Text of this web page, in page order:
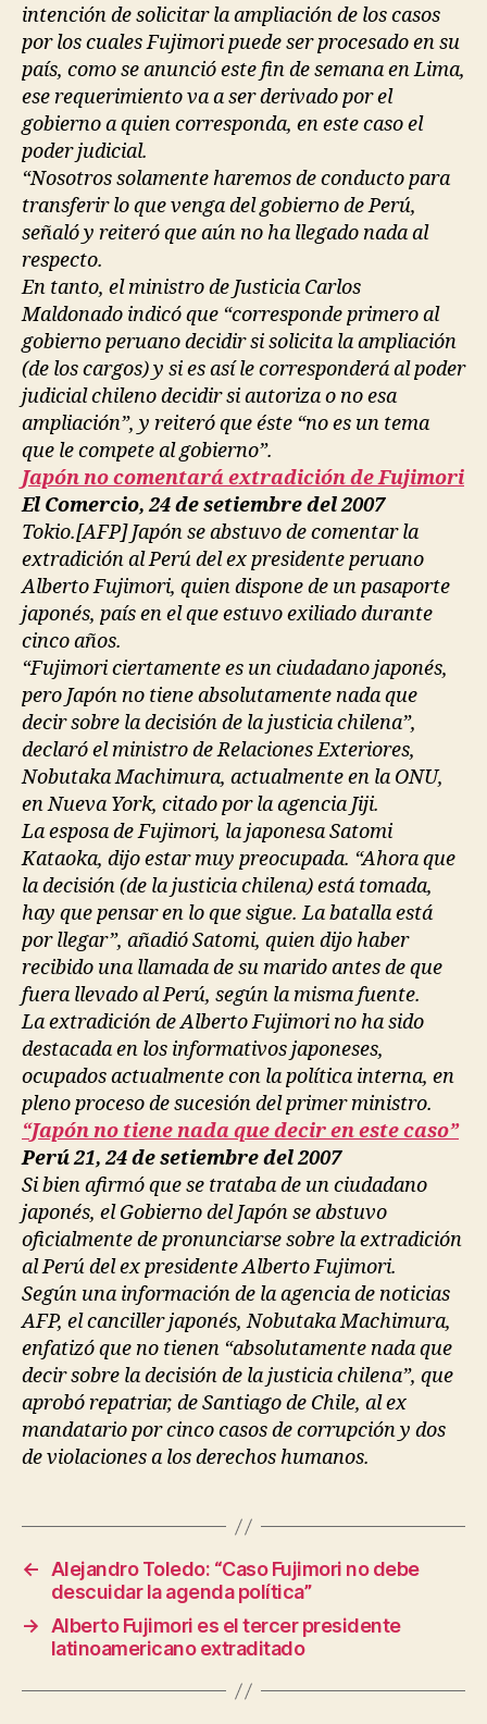
intención de solicitar la ampliación de los casos
por los cuales Fujimori puede ser procesado en su
país, como se anunció este fin de semana en Lima,
ese requerimiento va a ser derivado por el
gobierno a quien corresponda, en este caso el
poder judicial.
“Nosotros solamente haremos de conducto para
transferir lo que venga del gobierno de Perú,
señaló y reiteró que aún no ha llegado nada al
respecto.
En tanto, el ministro de Justicia Carlos
Maldonado indicó que “corresponde primero al
gobierno peruano decidir si solicita la ampliación
(de los cargos) y si es así le corresponderá al poder
judicial chileno decidir si autoriza o no esa
ampliación”, y reiteró que éste “no es un tema
que le compete al gobierno”.
Japón no comentará extradición de Fujimori
El Comercio, 24 de setiembre del 2007
Tokio.[AFP] Japón se abstuvo de comentar la
extradición al Perú del ex presidente peruano
Alberto Fujimori, quien dispone de un pasaporte
japonés, país en el que estuvo exiliado durante
cinco años.
“Fujimori ciertamente es un ciudadano japonés,
pero Japón no tiene absolutamente nada que
decir sobre la decisión de la justicia chilena”,
declaró el ministro de Relaciones Exteriores,
Nobutaka Machimura, actualmente en la ONU,
en Nueva York, citado por la agencia Jiji.
La esposa de Fujimori, la japonesa Satomi
Kataoka, dijo estar muy preocupada. “Ahora que
la decisión (de la justicia chilena) está tomada,
hay que pensar en lo que sigue. La batalla está
por llegar”, añadió Satomi, quien dijo haber
recibido una llamada de su marido antes de que
fuera llevado al Perú, según la misma fuente.
La extradición de Alberto Fujimori no ha sido
destacada en los informativos japoneses,
ocupados actualmente con la política interna, en
pleno proceso de sucesión del primer ministro.
“Japón no tiene nada que decir en este caso”
Perú 21, 24 de setiembre del 2007
Si bien afirmó que se trataba de un ciudadano
japonés, el Gobierno del Japón se abstuvo
oficialmente de pronunciarse sobre la extradición
al Perú del ex presidente Alberto Fujimori.
Según una información de la agencia de noticias
AFP, el canciller japonés, Nobutaka Machimura,
enfatizó que no tienen “absolutamente nada que
decir sobre la decisión de la justicia chilena”, que
aprobó repatriar, de Santiago de Chile, al ex
mandatario por cinco casos de corrupción y dos
de violaciones a los derechos humanos.
←
Alejandro Toledo: “Caso Fujimori no debe
descuidar la agenda política”
→
Alberto Fujimori es el tercer presidente
latinoamericano extraditado